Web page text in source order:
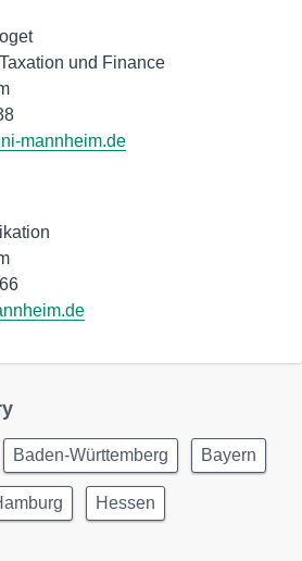
und Finance
mannheim.de
Baden-Württemberg Bayern
Hessen